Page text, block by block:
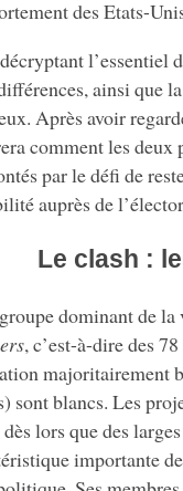
des Etats-
l’essentiel
ainsi que
Après avoir
comment les deux
par le défi de
auprès de
Le clash :
dominant de
, c’est-à-dire des
majoritairement
sont blancs. Les
lors que des
importante